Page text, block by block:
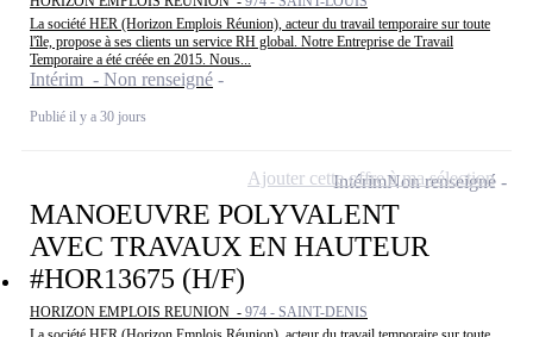
La société HER (Horizon Emplois Réunion), acteur du travail temporaire sur toute
l'île, propose à ses clients un service RH global. Notre Entreprise de Travail
Temporaire a été créée en 2015. Nous...
Intérim - Non renseigné
Publié il y a 30 jours
MANOEUVRE POLYVALENT
AVEC TRAVAUX EN HAUTEUR
#HOR13675 (H/F)
HORIZON EMPLOIS REUNION - 974 - SAINT-DENIS
IntérimNon renseigné
Ajouter cette offre à ma sélection